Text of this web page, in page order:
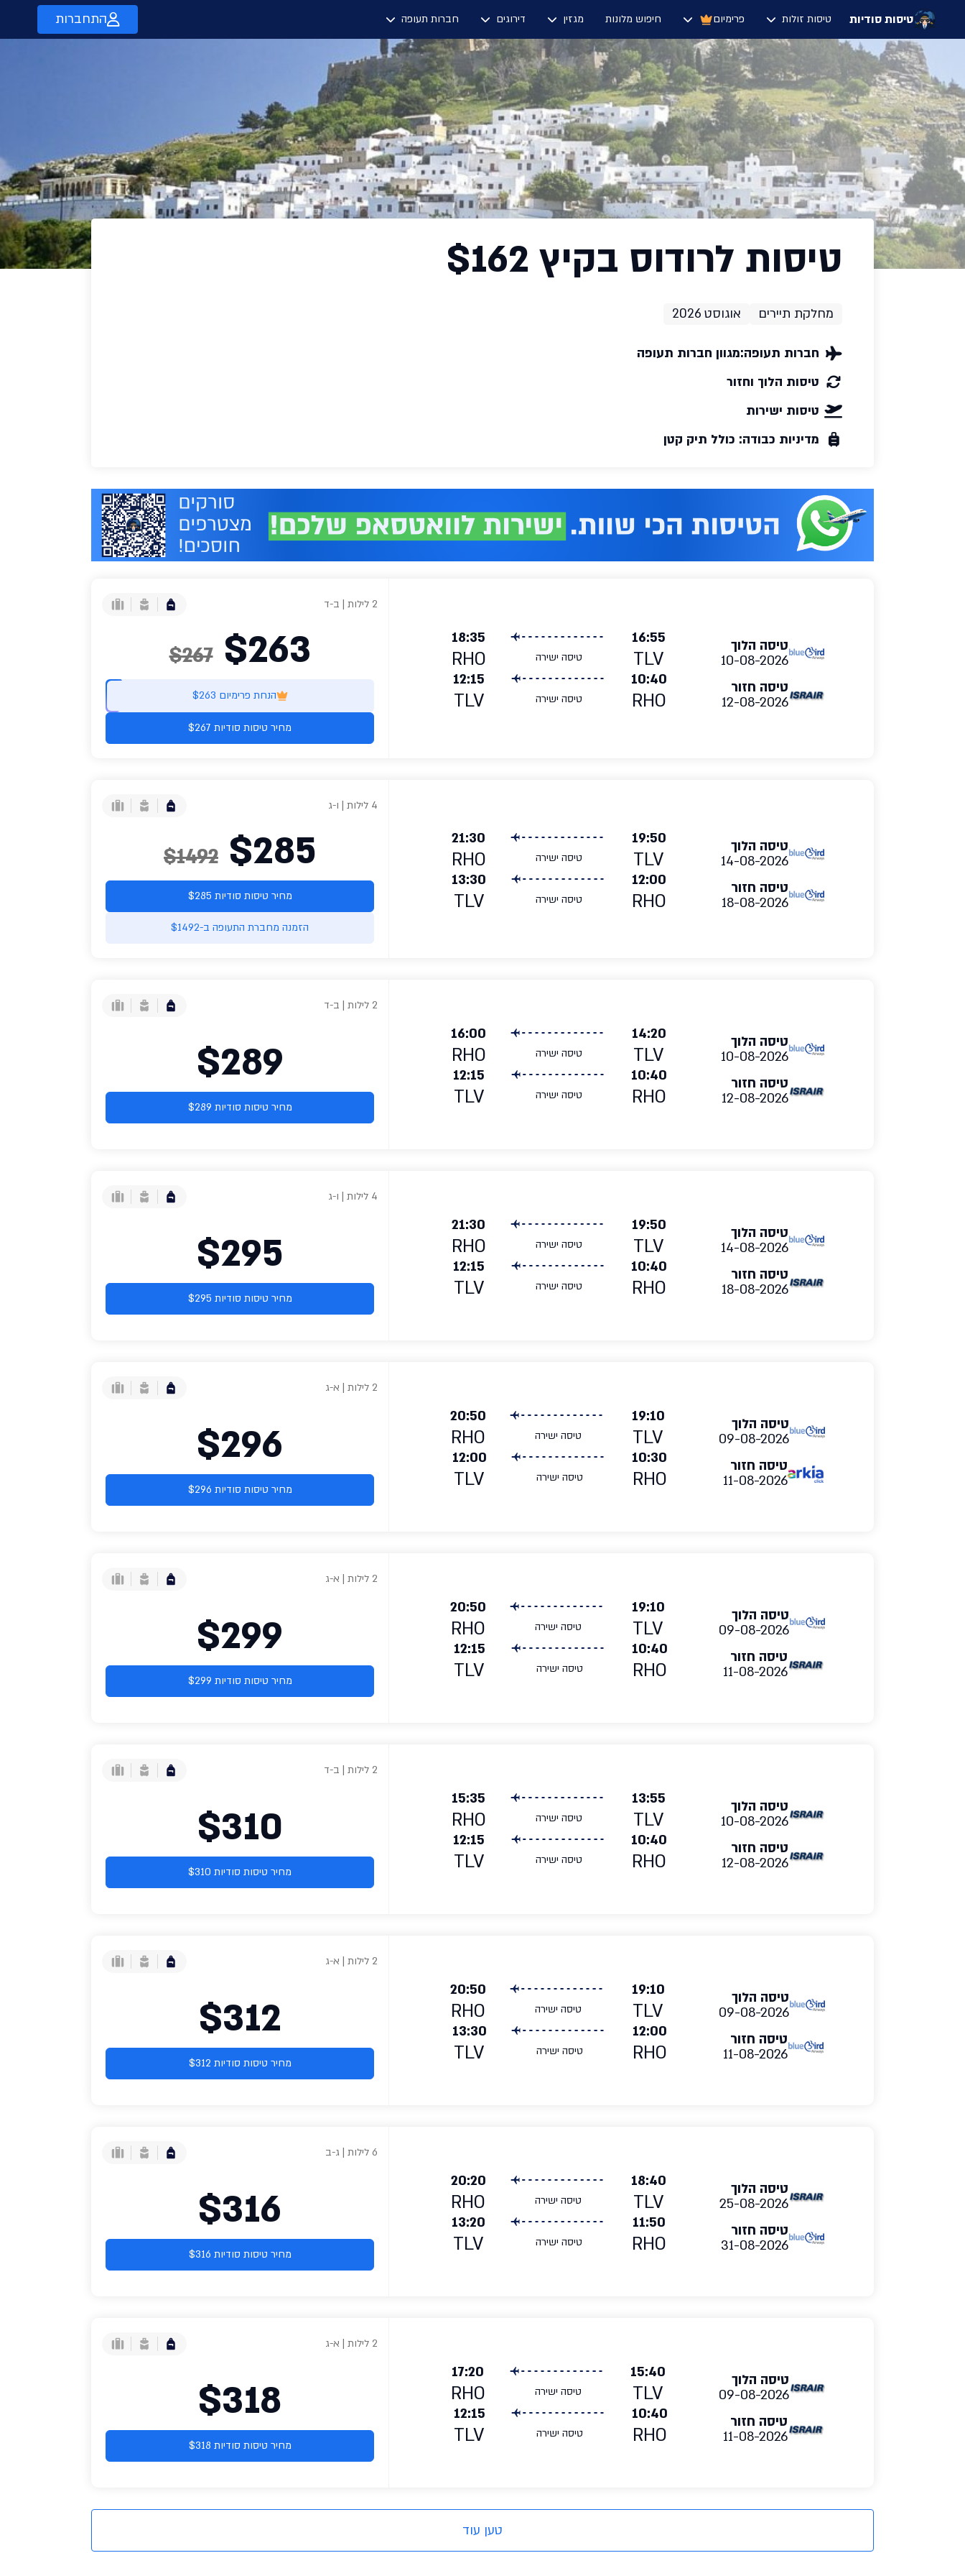
טיסות סודיות טיסות זולות פרימיום חיפוש מלונות מגזין דירוגים חברות תעופה התחברות
טיסות לרודוס בקיץ $162
מחלקת תיירים אוגוסט 2026
חברות תעופה:מגוון חברות תעופה
טיסות הלוך וחזור
טיסות ישירות
מדיניות כבודה: כולל תיק קטן
טיסה הלוך
10-08-2026
16:55
TLV טיסה ישירה
18:35
RHO
טיסה חזור
12-08-2026
10:40
RHO טיסה ישירה
12:15
TLV
$263
$267
2 לילות | ב-ד
הנחת פרימיום $263
מחיר טיסות סודיות $267
טיסה הלוך
14-08-2026
19:50
TLV טיסה ישירה
21:30
RHO
טיסה חזור
18-08-2026
12:00
RHO טיסה ישירה
13:30
TLV
$285
$1492
4 לילות | ו-ג
מחיר טיסות סודיות $285
הזמנה מחברת התעופה ב-$1492
טיסה הלוך
10-08-2026
14:20
TLV טיסה ישירה
16:00
RHO
טיסה חזור
12-08-2026
10:40
RHO טיסה ישירה
12:15
TLV
$289
2 לילות | ב-ד
מחיר טיסות סודיות $289
טיסה הלוך
14-08-2026
19:50
TLV טיסה ישירה
21:30
RHO
טיסה חזור
18-08-2026
10:40
RHO טיסה ישירה
12:15
TLV
$295
4 לילות | ו-ג
מחיר טיסות סודיות $295
טיסה הלוך
09-08-2026
19:10
TLV טיסה ישירה
20:50
RHO
טיסה חזור
11-08-2026
10:30
RHO טיסה ישירה
12:00
TLV
$296
2 לילות | א-ג
מחיר טיסות סודיות $296
טיסה הלוך
09-08-2026
19:10
TLV טיסה ישירה
20:50
RHO
טיסה חזור
11-08-2026
10:40
RHO טיסה ישירה
12:15
TLV
$299
2 לילות | א-ג
מחיר טיסות סודיות $299
טיסה הלוך
10-08-2026
13:55
TLV טיסה ישירה
15:35
RHO
טיסה חזור
12-08-2026
10:40
RHO טיסה ישירה
12:15
TLV
$310
2 לילות | ב-ד
מחיר טיסות סודיות $310
טיסה הלוך
09-08-2026
19:10
TLV טיסה ישירה
20:50
RHO
טיסה חזור
11-08-2026
12:00
RHO טיסה ישירה
13:30
TLV
$312
2 לילות | א-ג
מחיר טיסות סודיות $312
טיסה הלוך
25-08-2026
18:40
TLV טיסה ישירה
20:20
RHO
טיסה חזור
31-08-2026
11:50
RHO טיסה ישירה
13:20
TLV
$316
6 לילות | ג-ב
מחיר טיסות סודיות $316
טיסה הלוך
09-08-2026
15:40
TLV טיסה ישירה
17:20
RHO
טיסה חזור
11-08-2026
10:40
RHO טיסה ישירה
12:15
TLV
$318
2 לילות | א-ג
מחיר טיסות סודיות $318
טען עוד